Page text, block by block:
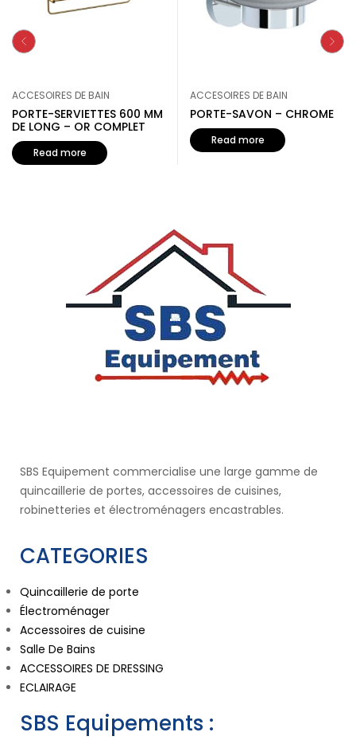
ACCESOIRES DE BAIN
PORTE-SERVIETTES 600 MM
DE LONG – OR COMPLET
Read more
ACCESOIRES DE BAIN
PORTE-SAVON – CHROME
Read more
SBS Equipement commercialise une large gamme de
quincaillerie de portes, accessoires de cuisines,
robinetteries et électroménagers encastrables.
CATEGORIES
Quincaillerie de porte
Électroménager
Accessoires de cuisine
Salle De Bains
ACCESSOIRES DE DRESSING
ECLAIRAGE
SBS Equipements :